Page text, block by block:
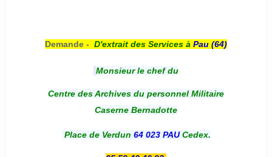
Demande - D'extrait des Services à Pau (64)
Monsieur le chef du
Centre des Archives du personnel Militaire
Caserne Bernadotte
Place de Verdun 64 023 PAUCedex.